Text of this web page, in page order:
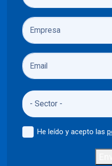
He leído y acepto las